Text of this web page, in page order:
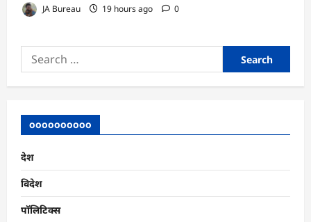
JA Bureau 19 hours ago 0
Search
for:
oooooooooo
देश
विदेश
पॉलिटिक्स